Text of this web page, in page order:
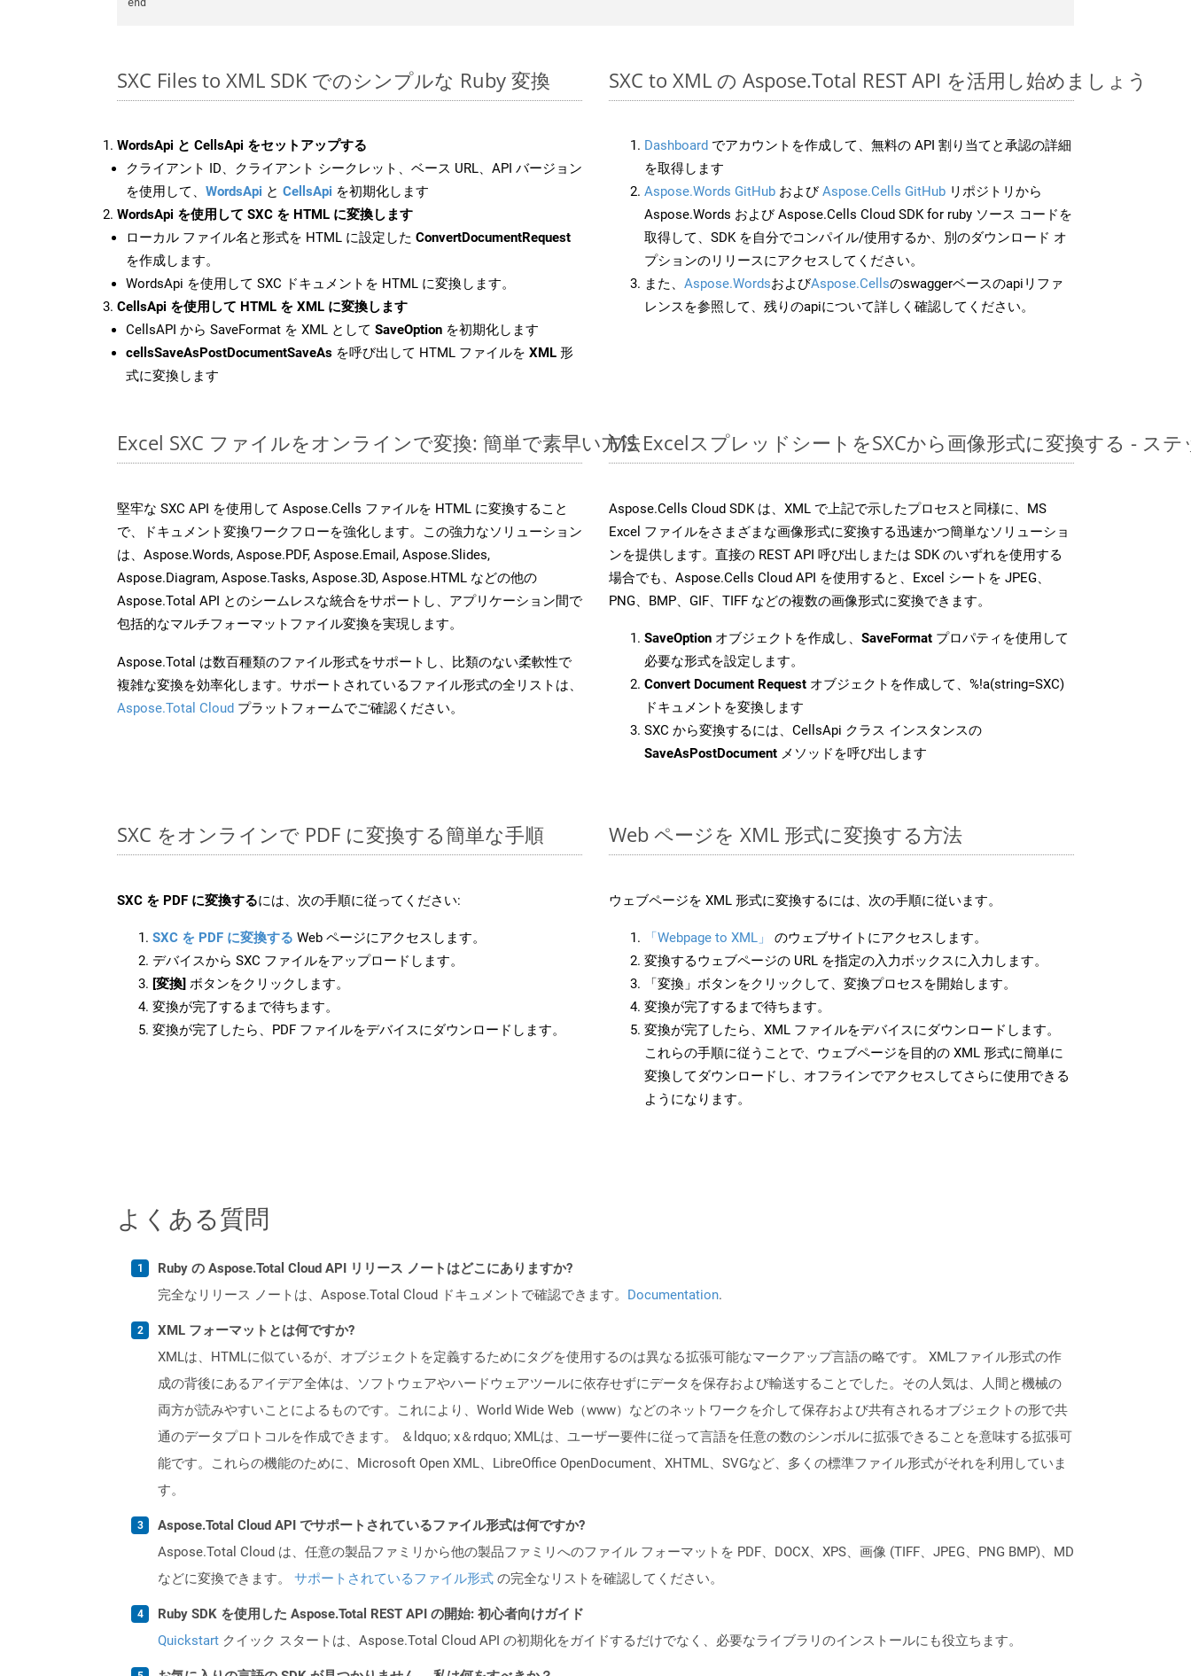
SXC Files to XML SDK でのシンプルな Ruby 変換
WordsApi と CellsApi をセットアップする
クライアント ID、クライアント シークレット、ベース URL、API バージョン
を使用して、 WordsApi と CellsApi を初期化します
WordsApi を使用して SXC を HTML に変換します
ローカル ファイル名と形式を HTML に設定した ConvertDocumentRequest
を作成します。
WordsApi を使用して SXC ドキュメントを HTML に変換します。
CellsApi を使用して HTML を XML に変換します
CellsAPI から SaveFormat を XML として SaveOption を初期化します
cellsSaveAsPostDocumentSaveAs を呼び出して HTML ファイルを XML 形
式に変換します
SXC to XML の Aspose.Total REST API を活用し始めましょう
Dashboard でアカウントを作成して、無料の API 割り当てと承認の詳細
を取得します
Aspose.Words GitHub およびAspose.Cells GitHub リポジトリから
Aspose.Words および Aspose.Cells Cloud SDK for ruby ソース コードを
取得して、SDK を自分でコンパイル/使用するか、別のダウンロード オ
プションのリリースにアクセスしてください。
また、 Aspose.WordsおよびAspose.Cellsのswaggerベースのapiリファ
レンスを参照して、残りのapiについて詳しく確認してください。
Excel SXC ファイルをオンラインで変換: 簡単で素早い方法
堅牢な SXC API を使用して Aspose.Cells ファイルを HTML に変換すること
で、ドキュメント変換ワークフローを強化します。この強力なソリューション
は、Aspose.Words, Aspose.PDF, Aspose.Email, Aspose.Slides,
Aspose.Diagram, Aspose.Tasks, Aspose.3D, Aspose.HTML などの他の
Aspose.Total API とのシームレスな統合をサポートし、アプリケーション間で
包括的なマルチフォーマットファイル変換を実現します。
Aspose.Total は数百種類のファイル形式をサポートし、比類のない柔軟性で
複雑な変換を効率化します。サポートされているファイル形式の全リストは、
Aspose.Total Cloud プラットフォームでご確認ください。
MS ExcelスプレッドシートをSXCから画像形式に変換する - ス
Aspose.Cells Cloud SDK は、XML で上記で示したプロセスと同様に、MS
Excel ファイルをさまざまな画像形式に変換する迅速かつ簡単なソリューショ
ンを提供します。直接の REST API 呼び出しまたは SDK のいずれを使用する
場合でも、Aspose.Cells Cloud API を使用すると、Excel シートを JPEG、
PNG、BMP、GIF、TIFF などの複数の画像形式に変換できます。
SaveOption オブジェクトを作成し、 SaveFormat プロパティを使用して
必要な形式を設定します。
Convert Document Request オブジェクトを作成して、%!a(string=SXC)
ドキュメントを変換します
SXC から変換するには、CellsApi クラス インスタンスの
SaveAsPostDocument メソッドを呼び出します
SXC をオンラインで PDF に変換する簡単な手順
SXC を PDF に変換するには、次の手順に従ってください:
SXC を PDF に変換する Web ページにアクセスします。
デバイスから SXC ファイルをアップロードします。
[変換] ボタンをクリックします。
変換が完了するまで待ちます。
変換が完了したら、PDF ファイルをデバイスにダウンロードします。
Web ページを XML 形式に変換する方法
ウェブページを XML 形式に変換するには、次の手順に従います。
「Webpage to XML」
のウェブサイトにアクセスします。
変換するウェブページの URL を指定の入力ボックスに入力します。
「変換」ボタンをクリックして、変換プロセスを開始します。
変換が完了するまで待ちます。
変換が完了したら、XML ファイルをデバイスにダウンロードします。
これらの手順に従うことで、ウェブページを目的の XML 形式に簡単に
変換してダウンロードし、オフラインでアクセスしてさらに使用できる
ようになります。
よくある質問
Ruby の Aspose.Total Cloud API リリース ノートはどこにありますか?
完全なリリース ノートは、Aspose.Total Cloud ドキュメントで確認できます。 Documentation.
XML フォーマットとは何ですか?
XMLは、HTMLに似ているが、オブジェクトを定義するためにタグを使用するのは異なる拡張可能なマークアップ言語の略です。 XMLファイル形式の作
成の背後にあるアイデア全体は、ソフトウェアやハードウェアツールに依存せずにデータを保存および輸送することでした。その人気は、人間と機械の
両方が読みやすいことによるものです。これにより、World Wide Web（www）などのネットワークを介して保存および共有されるオブジェクトの形で共
通のデータプロトコルを作成できます。 ＆ldquo; x＆rdquo; XMLは、ユーザー要件に従って言語を任意の数のシンボルに拡張できることを意味する拡張可
能です。これらの機能のために、Microsoft Open XML、LibreOffice OpenDocument、XHTML、SVGなど、多くの標準ファイル形式がそれを利用していま
す。
Aspose.Total Cloud API でサポートされているファイル形式は何ですか?
Aspose.Total Cloud は、任意の製品ファミリから他の製品ファミリへのファイル フォーマットを PDF、DOCX、XPS、画像 (TIFF、JPEG、PNG BMP)、MD
などに変換できます。 サポートされているファイル形式 の完全なリストを確認してください。
Ruby SDK を使用した Aspose.Total REST API の開始: 初心者向けガイド
Quickstart クイック スタートは、Aspose.Total Cloud API の初期化をガイドするだけでなく、必要なライブラリのインストールにも役立ちます。